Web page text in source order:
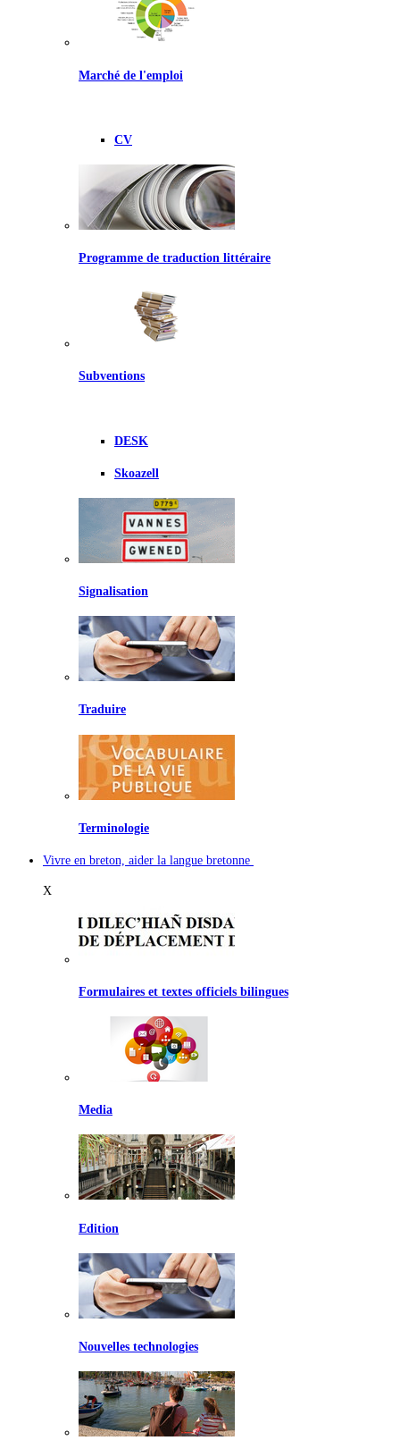
Marché de l'emploi
CV
Programme de traduction littéraire
Subventions
DESK
Skoazell
Signalisation
Traduire
Terminologie
Vivre en breton, aider la langue bretonne
X
Formulaires et textes officiels bilingues
Media
Edition
Nouvelles technologies